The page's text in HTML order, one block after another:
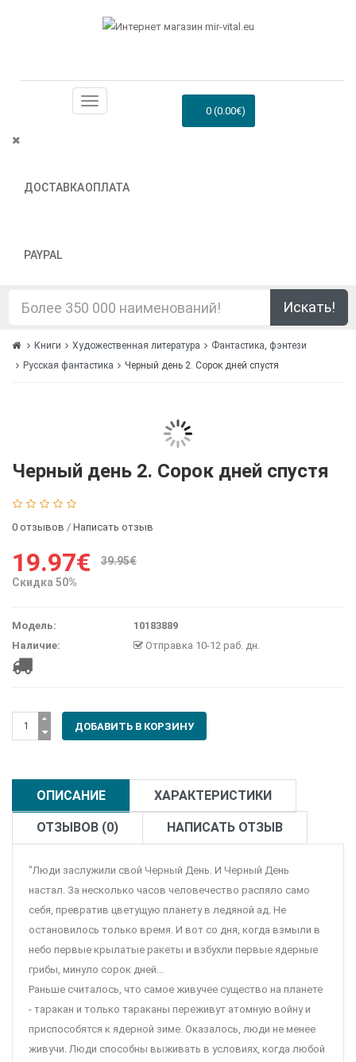
ДОСТАВКАОПЛАТА
PAYPAL
0 (0.00€)
Искать!
Книги Художественная литература
Фантастика, фэнтези
Русская фантастика
Черный день 2. Сорок дней спустя
Черный день 2. Сорок дней спустя
0 отзывов / Написать отзыв
19.97€
39.95€
Скидка 50%
Модель:
10183889
Наличие:
Отправка 10-12 раб. дн.
ОПИСАНИЕ ХАРАКТЕРИСТИКИ
ОТЗЫВОВ (0) НАПИСАТЬ ОТЗЫВ
"Люди заслужили свой Черный День. И Черный День
настал. За несколько часов человечество распяло само
себя, превратив цветущую планету в ледяной ад. Не
остановилось только время. И вот со дня, когда взмыли в
небо первые крылатые ракеты и взбухли первые ядерные
грибы, минуло сорок дней...
Раньше считалось, что самое живучее существо на планете
- таракан и только тараканы переживут атомную войну и
приспособятся к ядерной зиме. Оказалось, люди не менее
живучи. Люди способны выживать в условиях, когда любой